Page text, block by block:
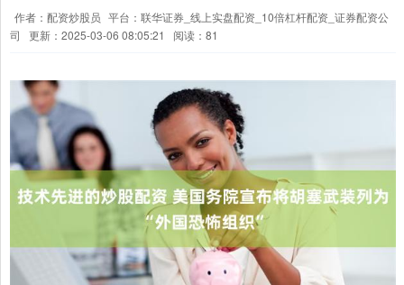
作者：配资炒股员 平台：联华证券_线上实盘配资_10倍杠杆配资_证券配资公
司
更新：2025-03-06 08:05:21 阅读：81